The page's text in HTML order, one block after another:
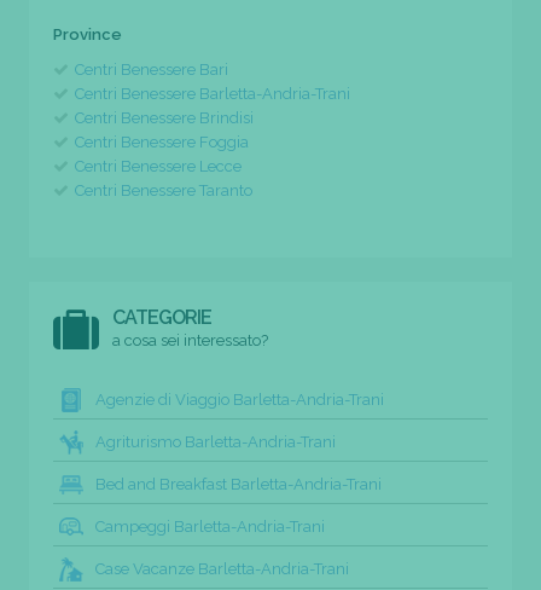
Province
Centri Benessere Bari
Centri Benessere Barletta-Andria-Trani
Centri Benessere Brindisi
Centri Benessere Foggia
Centri Benessere Lecce
Centri Benessere Taranto
CATEGORIE
a cosa sei interessato?
Agenzie di Viaggio Barletta-Andria-Trani
Agriturismo Barletta-Andria-Trani
Bed and Breakfast Barletta-Andria-Trani
Campeggi Barletta-Andria-Trani
Case Vacanze Barletta-Andria-Trani